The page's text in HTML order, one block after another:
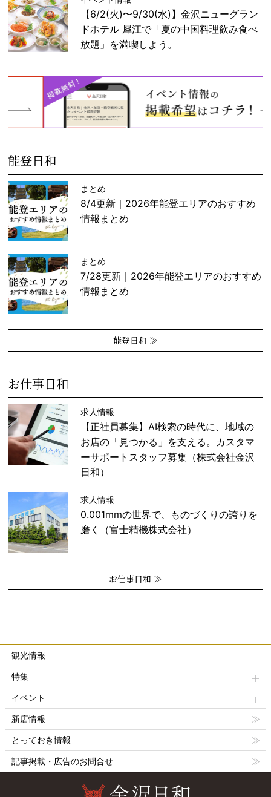
【6/2(火)〜9/30(水)】金沢ニューグラン
ドホテル 犀江で「夏の中国料理飲み食べ
放題」を満喫しよう。
能登日和
まとめ
8/4更新｜2026年能登エリアのおすすめ
情報まとめ
まとめ
7/28更新｜2026年能登エリアのおすすめ
情報まとめ
能登日和 ≫
お仕事日和
求人情報
【正社員募集】AI検索の時代に、地域の
お店の「見つかる」を支える。カスタマ
ーサポートスタッフ募集（株式会社金沢
日和）
求人情報
0.001mmの世界で、ものづくりの誇りを
磨く（富士精機株式会社）
お仕事日和 ≫
観光情報
特集
イベント
新店情報
とっておき情報
記事掲載・広告のお問合せ